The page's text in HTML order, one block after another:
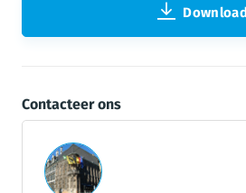
Download
Contacteer ons